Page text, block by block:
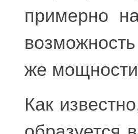
примерно
же
Как